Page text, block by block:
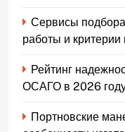
Сервисы подбора
работы и
Рейтинг
ОСАГО в 2026
Портновские